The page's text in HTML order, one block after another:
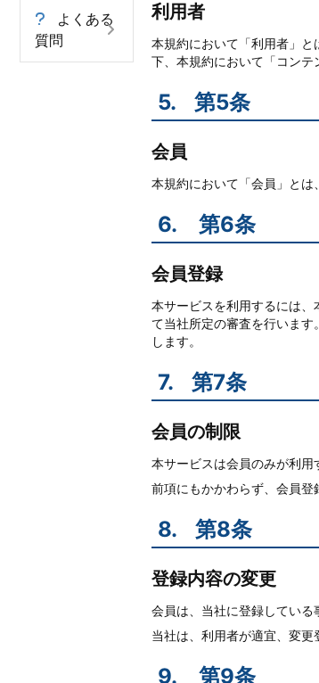
利用者
本規約において「利用者」
下、本規約において「コンテ
5. 第5条
会員
本規約において「会員」とは
6. 第6条
会員登録
本サービスを利用するには
て当社所定の審査を行いま
します。
7. 第7条
会員の制限
本サービスは会員のみが利用
前項にもかかわらず、会員登
8. 第8条
登録内容の変更
会員は、当社に登録している
当社は、利用者が適宜、変更
9. 第9条
よくある
質問